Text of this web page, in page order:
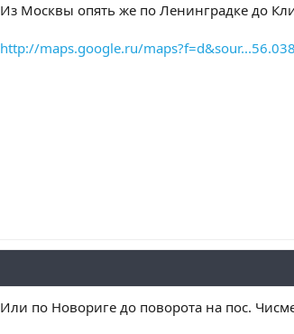
Из Москвы опять же по Ленинградке до
http://maps.google.ru/
Или по Новориге до поворота на пос.